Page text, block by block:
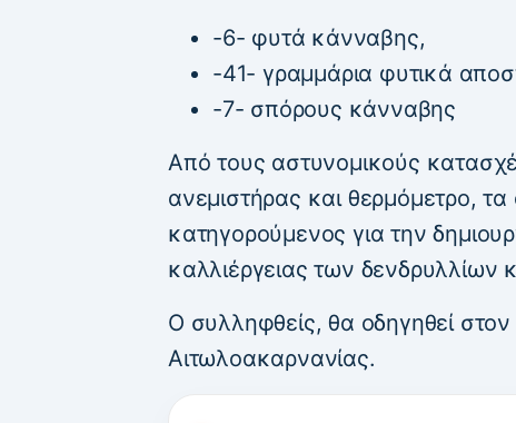
-6- φυτά κάνναβης,
-41- γραμμάρια φυτικά
-7- σπόρους κάνναβης
Από τους αστυνομικούς
ανεμιστήρας και θερμόμετρο,
κατηγορούμενος για την
καλλιέργειας των δενδρυλλίων
Ο συλληφθείς, θα οδηγηθεί
Αιτωλοακαρνανίας.